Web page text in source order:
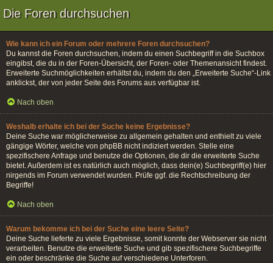
Die Foren durchsuchen
Wie kann ich ein Forum oder mehrere Foren durchsuchen?
Du kannst die Foren durchsuchen, indem du einen Suchbegriff in die Suchbox
eingibst, die du in der Foren-Übersicht, der Foren- oder Themenansicht findest.
Erweiterte Suchmöglichkeiten erhältst du, indem du den „Erweiterte Suche“-Link
anklickst, der von jeder Seite des Forums aus verfügbar ist.
Nach oben
Weshalb erhalte ich bei der Suche keine Ergebnisse?
Deine Suche war möglicherweise zu allgemein gehalten und enthielt zu viele
gängige Wörter, welche von phpBB nicht indiziert werden. Stelle eine
spezifischere Anfrage und benutze die Optionen, die dir die erweiterte Suche
bietet. Außerdem ist es natürlich auch möglich, dass dein(e) Suchbegriff(e) hier
nirgends im Forum verwendet wurden. Prüfe ggf. die Rechtschreibung der
Begriffe!
Nach oben
Warum bekomme ich bei der Suche eine leere Seite?
Deine Suche lieferte zu viele Ergebnisse, somit konnte der Webserver sie nicht
verarbeiten. Benutze die erweiterte Suche und gib spezifischere Suchbegriffe
ein oder beschränke die Suche auf verschiedene Unterforen.